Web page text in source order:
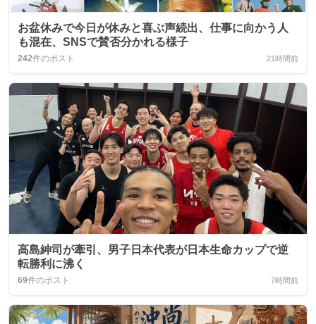
お盆休みで今日が休みと喜ぶ声続出、仕事に向かう人
も混在、SNSで賛否分かれる様子
242件のポスト 21時間前
高島紳司が牽引、男子日本代表が日本生命カップで逆
転勝利に沸く
69件のポスト 7時間前